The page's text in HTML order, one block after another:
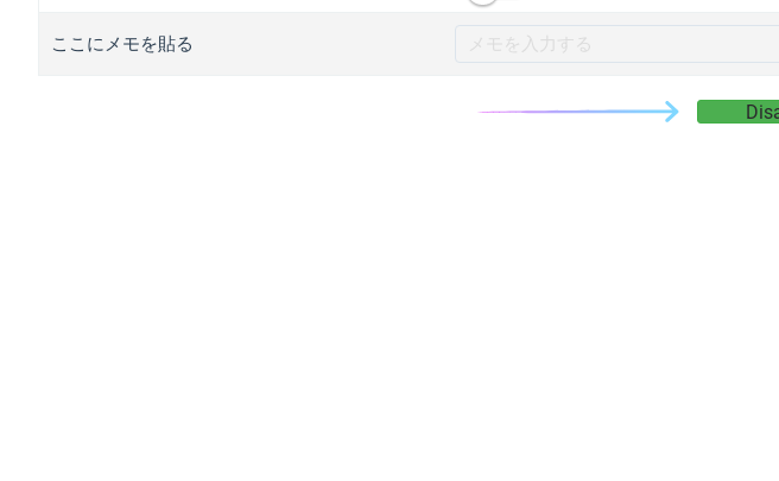
iplogger.info
ここにメモを貼る